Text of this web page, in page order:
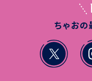
ちゃおの